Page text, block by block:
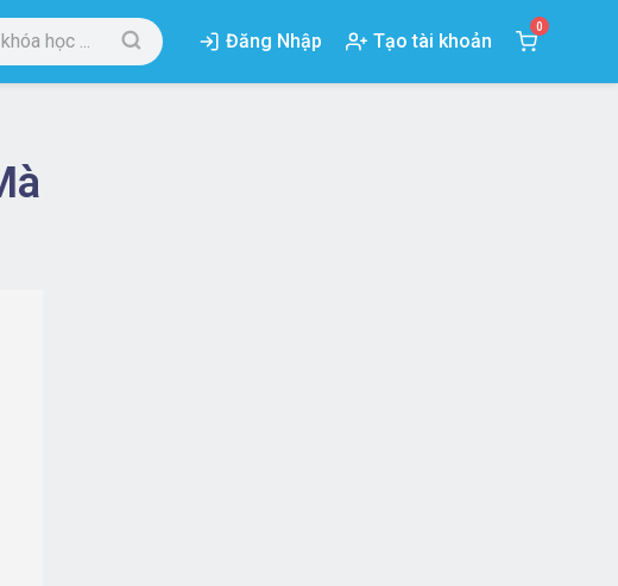
Đăng Nhập Tạo tài khoản
0